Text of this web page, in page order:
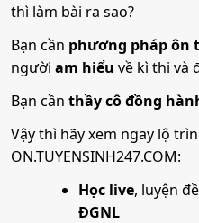
thì làm bài ra sao?
Bạn cần phương pháp ôn
người am hiểu về kì thi và
Bạn cần thầy cô đồng
Vậy thì hãy xem ngay lộ
ON.TUYENSINH247.COM:
Học live, luyện
ĐGNL